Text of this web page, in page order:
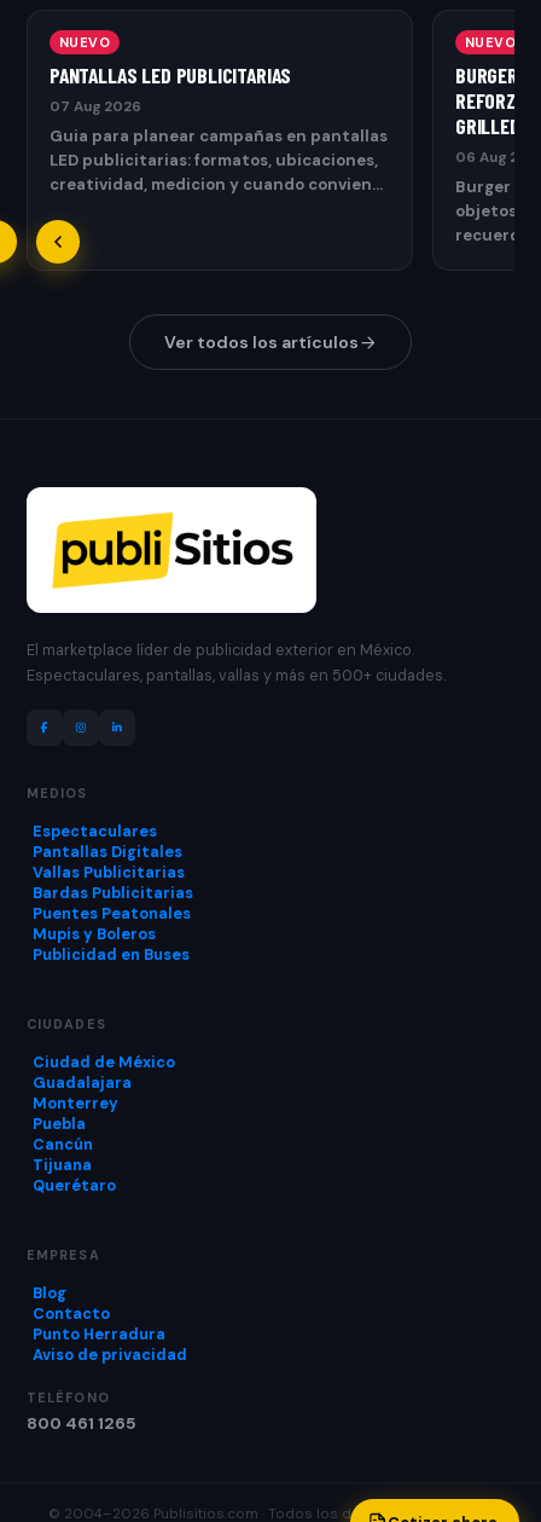
NUEVO
PANTALLAS LED PUBLICITARIAS
07 Aug 2026
Guia para planear campañas en pantallas
LED publicitarias: formatos, ubicaciones,
creatividad, medicion y cuando conviene
NUEVO
BURGER
GRILLED
06 Aug
Burger
objetos
Ver todos los artículos
El marketplace líder de publicidad exterior en México.
Espectaculares, pantallas, vallas y más en 500+ ciudades.
MEDIOS
Espectaculares
Pantallas Digitales
Vallas Publicitarias
Bardas Publicitarias
Puentes Peatonales
Mupis y Boleros
Publicidad en Buses
CIUDADES
Ciudad de México
Guadalajara
Monterrey
Puebla
Cancún
Tijuana
Querétaro
EMPRESA
Blog
Contacto
Punto Herradura
Aviso de privacidad
TELÉFONO
800 461 1265
© 2004–2026 Publisitios.com · Todos los derechos reservados